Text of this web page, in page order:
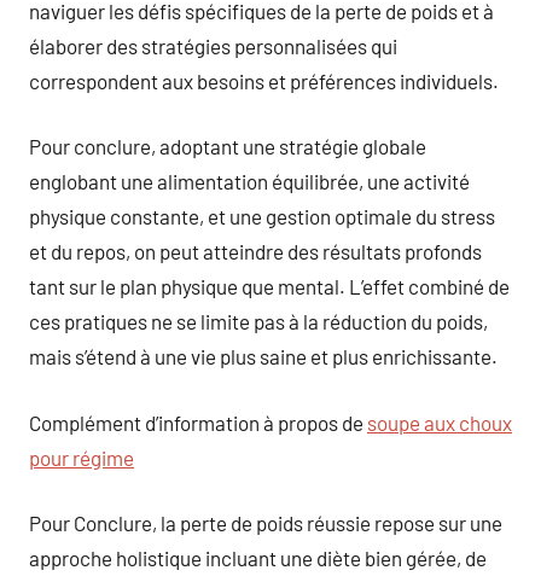
naviguer les défis spécifiques de la perte de poids et à
élaborer des stratégies personnalisées qui
correspondent aux besoins et préférences individuels.
Pour conclure, adoptant une stratégie globale
englobant une alimentation équilibrée, une activité
physique constante, et une gestion optimale du stress
et du repos, on peut atteindre des résultats profonds
tant sur le plan physique que mental. L’effet combiné de
ces pratiques ne se limite pas à la réduction du poids,
mais s’étend à une vie plus saine et plus enrichissante.
Complément d’information à propos de soupe aux choux
pour régime
Pour Conclure, la perte de poids réussie repose sur une
approche holistique incluant une diète bien gérée, de